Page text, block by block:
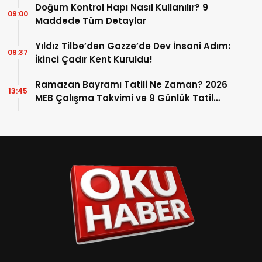
Doğum Kontrol Hapı Nasıl Kullanılır? 9
Maddede Tüm Detaylar
09:00
Yıldız Tilbe’den Gazze’de Dev İnsani Adım:
İkinci Çadır Kent Kuruldu!
09:37
Ramazan Bayramı Tatili Ne Zaman? 2026
MEB Çalışma Takvimi ve 9 Günlük Tatil
13:45